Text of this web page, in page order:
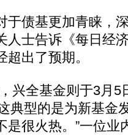
债基更加青睐，
人士告诉《每日经
出了预期。
全基金则于3月5
典型的是为新基金
是很火热。”一位业